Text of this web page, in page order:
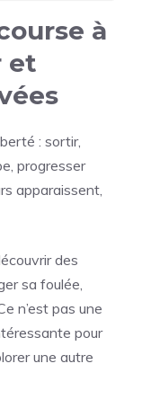
à
et
: sortir,
progresser
apparaissent,
des
sa foulée,
n’est pas une
pour
une autre